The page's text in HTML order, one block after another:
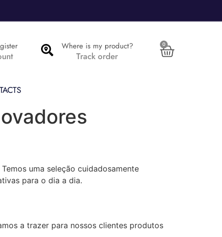
Where is my product?
Track order
0
uma seleção cuidadosamente
para o dia a dia.
a trazer para nossos clientes produtos